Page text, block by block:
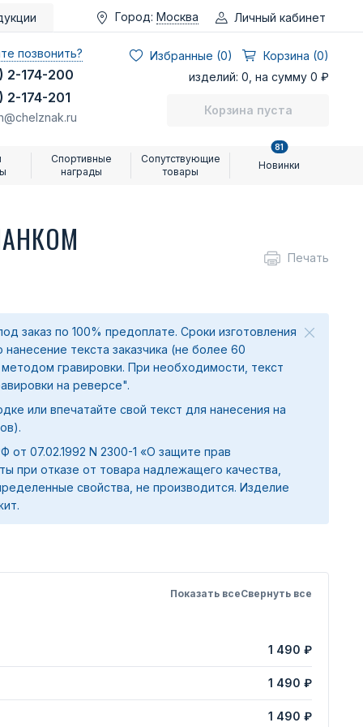
Город: Москва Личный кабинет
позвонить?
2-174-200
2-174-201
Избранные (0)
Корзина (0)
изделий: 0, на сумму 0 ₽
Корзина пуста
Спортивные
награды
Сопутствующие
товары
Новинки
81
Печать
заказ по 100% предоплате. Сроки изготовления
текста заказчика (не более 60
гравировки. При необходимости, текст
на реверсе".
или впечатайте свой текст для нанесения на
от 07.02.1992 N 2300-1 «О защите прав
при отказе от товара надлежащего качества,
свойства, не производится. Изделие
Показать всеСвернуть все
1 490 ₽
1 490 ₽
1 490 ₽